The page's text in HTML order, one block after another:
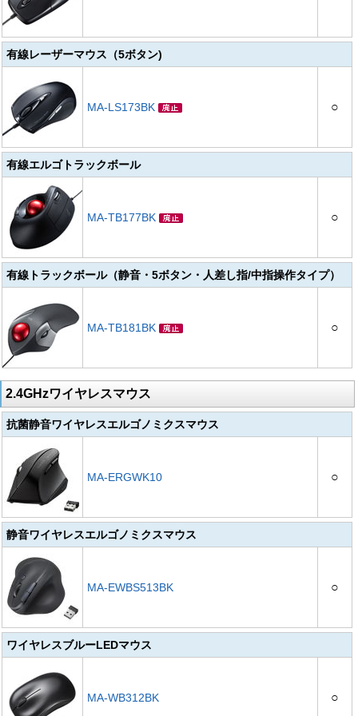
有線レーザーマウス（5ボタン)
MA-LS173BK ○
有線エルゴトラックボール
MA-TB177BK ○
有線トラックボール（静音・5ボタン・人差し指/中指操作タイプ）
MA-TB181BK ○
2.4GHzワイヤレスマウス
抗菌静音ワイヤレスエルゴノミクスマウス
MA-ERGWK10 ○
静音ワイヤレスエルゴノミクスマウス
MA-EWBS513BK ○
ワイヤレスブルーLEDマウス
MA-WB312BK ○